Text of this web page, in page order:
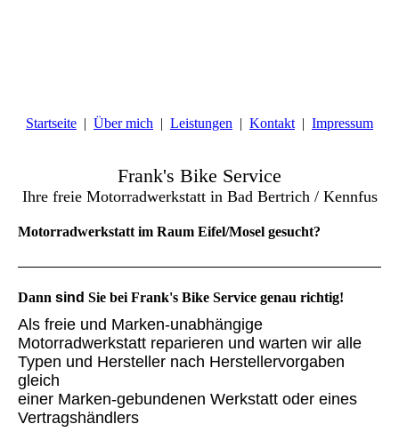
Startseite Über mich Leistungen Kontakt Impressum
Frank's Bike Service
Ihre freie Motorradwerkstatt in Bad Bertrich / Kennfus
Motorradwerkstatt im Raum Eifel/Mosel gesucht?
Dann sind Sie bei Frank's Bike Service genau richtig!
Als freie und Marken-unabhängige
Motorradwerkstatt reparieren und warten wir alle
Typen und Hersteller nach Herstellervorgaben
gleich
einer Marken-gebundenen Werkstatt oder eines
Vertragshändlers